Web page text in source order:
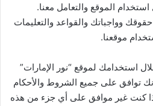
استخدام الموقع والتعامل معنا.
وواجباتك والقواعد والتعليمات
موقعنا.
استخدامك لموقع “نور الإمارات”
توافق على جميع الشروط والأحكام
كنت غير موافق على أي جزء من هذه